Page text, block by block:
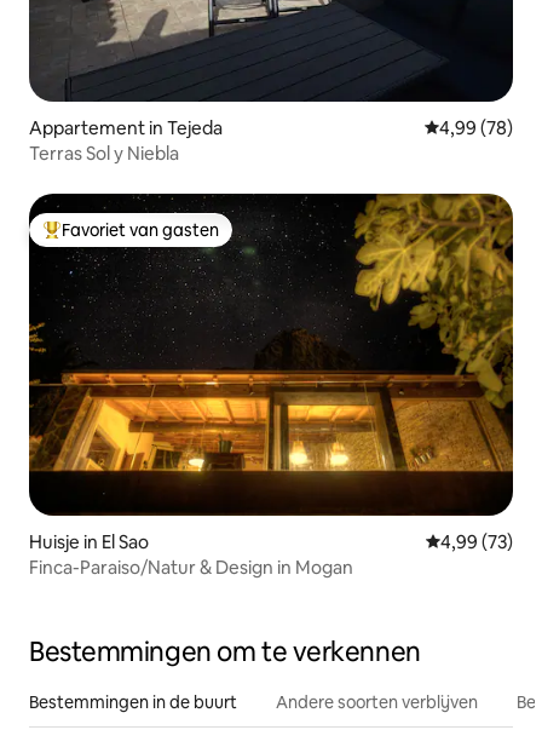
Appartement in Tejeda Gemiddelde
4,99 (78)
Terras Sol y Niebla
Topfavoriet van gasten
Favoriet van gasten
Huisje in El Sao Gemiddelde
4,99 (73)
Finca-Paraiso/Natur & Design in Mogan
Bestemmingen om te verkennen
Bestemmingen in de buurt Andere soorten verblijven